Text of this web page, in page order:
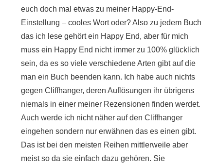
euch doch mal etwas zu meiner Happy-End-
Einstellung – cooles Wort oder? Also zu jedem Buch
das ich lese gehört ein Happy End, aber für mich
muss ein Happy End nicht immer zu 100% glücklich
sein, da es so viele verschiedene Arten gibt auf die
man ein Buch beenden kann. Ich habe auch nichts
gegen Cliffhanger, deren Auflösungen ihr übrigens
niemals in einer meiner Rezensionen finden werdet.
Auch werde ich nicht näher auf den Cliffhanger
eingehen sondern nur erwähnen das es einen gibt.
Das ist bei den meisten Reihen mittlerweile aber
meist so da sie einfach dazu gehören. Sie